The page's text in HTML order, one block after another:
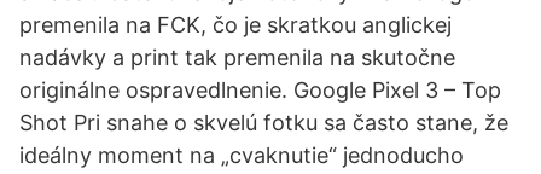
premenila na FCK, čo je skratkou anglickej
nadávky a print tak premenila na skutočne
originálne ospravedlnenie. Google Pixel 3 – Top
Shot Pri snahe o skvelú fotku sa často stane, že
ideálny moment na „cvaknutie“ jednoducho